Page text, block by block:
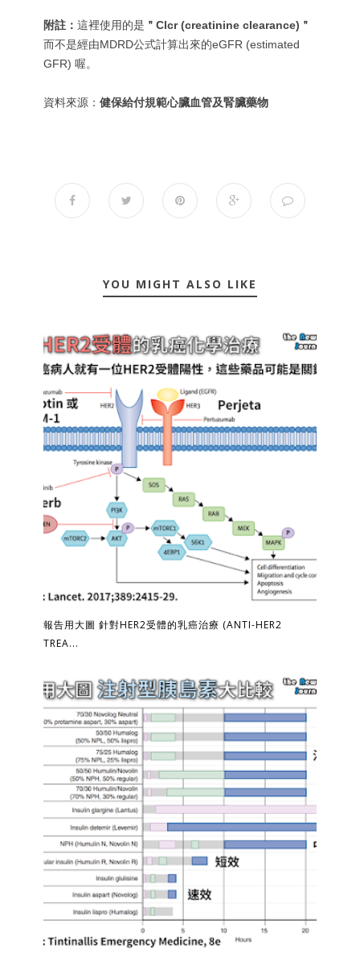
附註： 這裡使用的是 ＂Clcr (creatinine clearance)＂
而不是經由MDRD公式計算出來的eGFR (estimated
GFR) 喔。
資料來源： 健保給付規範心臟血管及腎臟藥物
YOU MIGHT ALSO LIKE
報告用大圖 針對HER2受體的乳癌治療 (ANTI-HER2
TREA...